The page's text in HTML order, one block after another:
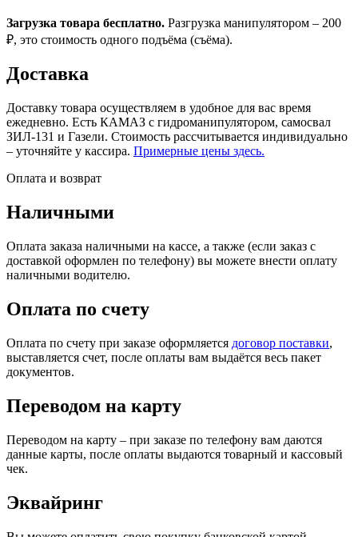
Загрузка товара бесплатно. Разгрузка манипулятором – 200
₽, это стоимость одного подъёма (съёма).
Доставка
Доставку товара осуществляем в удобное для вас время
ежедневно. Есть КАМАЗ с гидроманипулятором, самосвал
ЗИЛ-131 и Газели. Стоимость рассчитывается индивидуально
– уточняйте у кассира. Примерные цены здесь.
Оплата и возврат
Наличными
Оплата заказа наличными на кассе, а также (если заказ с
доставкой оформлен по телефону) вы можете внести оплату
наличными водителю.
Оплата по счету
Оплата по счету при заказе оформляется договор поставки,
выставляется счет, после оплаты вам выдаётся весь пакет
документов.
Переводом на карту
Переводом на карту – при заказе по телефону вам даются
данные карты, после оплаты выдаются товарный и кассовый
чек.
Эквайринг